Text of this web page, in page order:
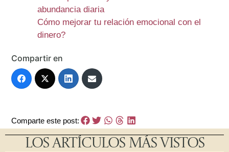
abundancia diaria
Cómo mejorar tu relación emocional con el
dinero?
Compartir en
Comparte este post:
LOS ARTÍCULOS MÁS VISTOS